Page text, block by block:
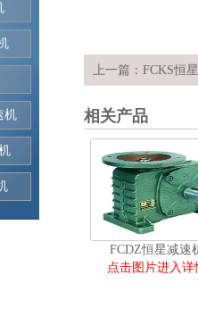
机
上一篇： FCKS恒
相关产品
FCDZ恒星减速
点击图片进入详